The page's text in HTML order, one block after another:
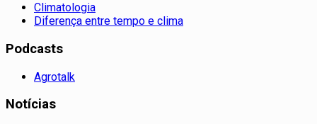
Climatologia
Diferença entre tempo e clima
Podcasts
Agrotalk
Notícias